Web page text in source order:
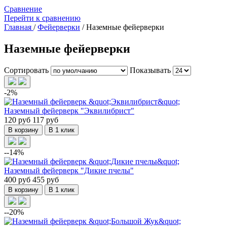
Сравнение
Перейти к сравнению
Главная /Фейерверки /Наземные фейерверки
Наземные фейерверки
Сортировать Показывать
-2%
Наземный фейерверк "Эквилибрист"
120 руб 117 руб
В корзину В 1 клик
--14%
Наземный фейерверк "Дикие пчелы"
400 руб 455 руб
В корзину В 1 клик
--20%